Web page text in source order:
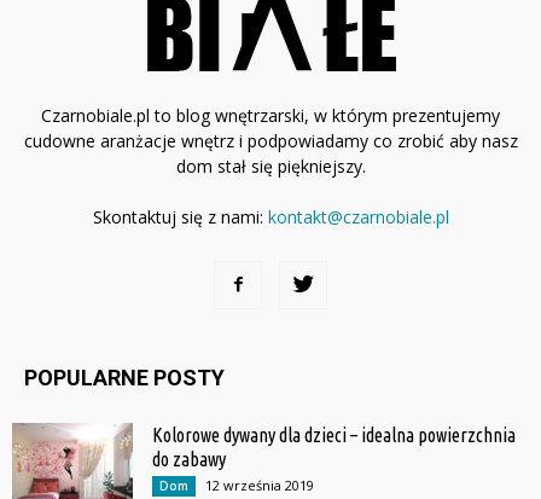
Czarnobiale.pl to blog wnętrzarski, w którym prezentujemy
cudowne aranżacje wnętrz i podpowiadamy co zrobić aby nasz
dom stał się piękniejszy.
Skontaktuj się z nami: kontakt@czarnobiale.pl
POPULARNE POSTY
Kolorowe dywany dla dzieci – idealna powierzchnia
do zabawy
Dom 12 września 2019